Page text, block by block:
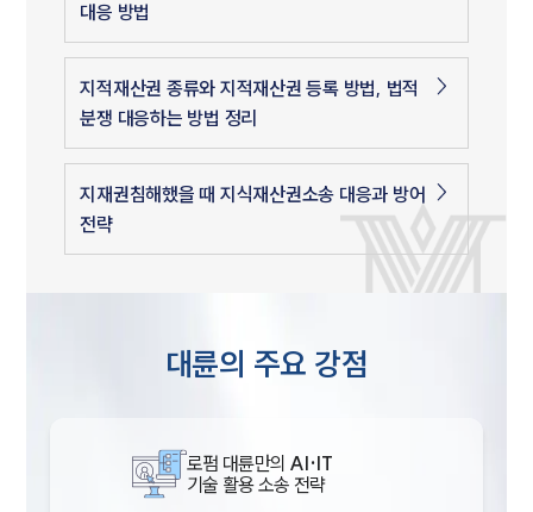
대응 방법
지적재산권 종류와 지적재산권 등록 방법, 법적
분쟁 대응하는 방법 정리
지재권침해했을 때 지식재산권소송 대응과 방어
전략
대륜의 주요 강점
로펌 대륜만의 AI·IT
기술 활용 소송 전략